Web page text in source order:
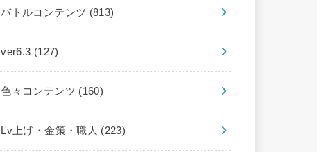
バトルコンテンツ (813)
ver6.3 (127)
色々コンテンツ (160)
Lv上げ・金策・職人 (223)